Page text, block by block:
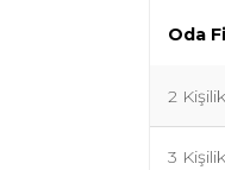
Oda
2
3